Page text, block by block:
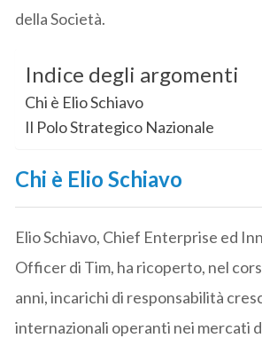
della Società.
Indice degli argomenti
Chi è Elio Schiavo
Il Polo Strategico Nazionale
Chi è Elio Schiavo
Elio Schiavo, Chief Enterprise ed
Officer di Tim, ha ricoperto, nel
anni, incarichi di responsabilità
internazionali operanti nei mercati